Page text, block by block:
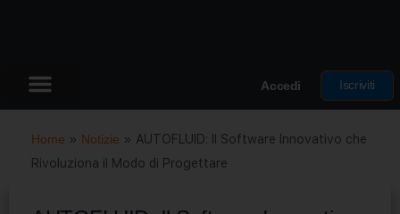
Accedi Iscriviti
Home » Notizie » AUTOFLUID: Il Software Innovativo che
Rivoluziona il Modo di Progettare